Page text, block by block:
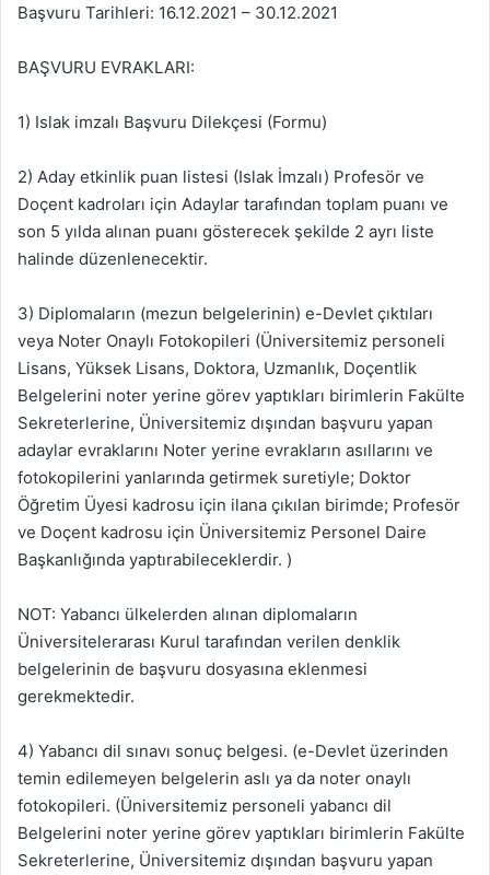
Başvuru Tarihleri: 16.12.2021 – 30.12.2021
BAŞVURU EVRAKLARI:
1) Islak imzalı Başvuru Dilekçesi (Formu)
2) Aday etkinlik puan listesi (Islak İmzalı) Profesör ve
Doçent kadroları için Adaylar tarafından toplam puanı ve
son 5 yılda alınan puanı gösterecek şekilde 2 ayrı liste
halinde düzenlenecektir.
3) Diplomaların (mezun belgelerinin) e-Devlet çıktıları
veya Noter Onaylı Fotokopileri (Üniversitemiz personeli
Lisans, Yüksek Lisans, Doktora, Uzmanlık, Doçentlik
Belgelerini noter yerine görev yaptıkları birimlerin Fakülte
Sekreterlerine, Üniversitemiz dışından başvuru yapan
adaylar evraklarını Noter yerine evrakların asıllarını ve
fotokopilerini yanlarında getirmek suretiyle; Doktor
Öğretim Üyesi kadrosu için ilana çıkılan birimde; Profesör
ve Doçent kadrosu için Üniversitemiz Personel Daire
Başkanlığında yaptırabileceklerdir. )
NOT: Yabancı ülkelerden alınan diplomaların
Üniversitelerarası Kurul tarafından verilen denklik
belgelerinin de başvuru dosyasına eklenmesi
gerekmektedir.
4) Yabancı dil sınavı sonuç belgesi. (e-Devlet üzerinden
temin edilemeyen belgelerin aslı ya da noter onaylı
fotokopileri. (Üniversitemiz personeli yabancı dil
Belgelerini noter yerine görev yaptıkları birimlerin Fakülte
Sekreterlerine, Üniversitemiz dışından başvuru yapan